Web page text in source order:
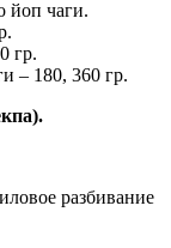
йоп чаги.
гр.
– 180, 360 гр.
разбивание